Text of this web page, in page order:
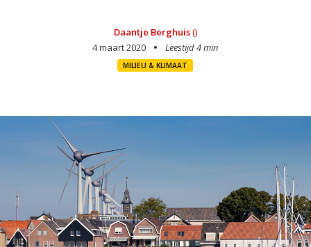
Daantje Berghuis()
4 maart 2020
Leestijd 4 min
MILIEU & KLIMAAT